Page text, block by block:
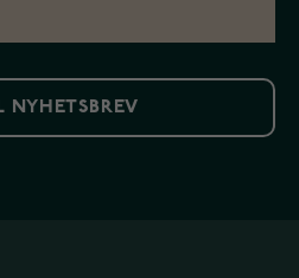
NYHETSBREV